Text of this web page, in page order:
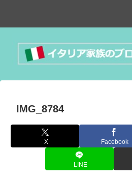
IMG_8784
X Facebook
LINE